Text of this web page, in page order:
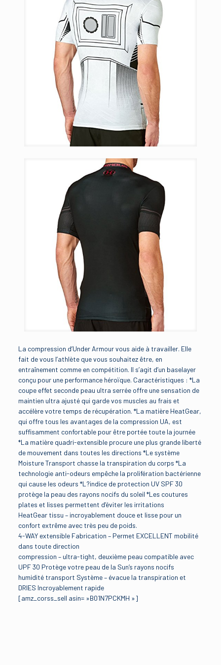
La compression d’Under Armour vous aide à travailler. Elle
fait de vous l’athlète que vous souhaitez être, en
entraînement comme en compétition. Il s’agit d’un baselayer
conçu pour une performance héroïque. Caractéristiques : *La
coupe effet seconde peau ultra serrée offre une sensation de
maintien ultra ajusté qui garde vos muscles au frais et
accélère votre temps de récupération. *La matière HeatGear,
qui offre tous les avantages de la compression UA, est
suffisamment confortable pour être portée toute la journée
*La matière quadri-extensible procure une plus grande liberté
de mouvement dans toutes les directions *Le système
Moisture Transport chasse la transpiration du corps *La
technologie anti-odeurs empêche la prolifération bactérienne
qui cause les odeurs *L?indice de protection UV SPF 30
protège la peau des rayons nocifs du soleil *Les coutures
plates et lisses permettent d’éviter les irritations
HeatGear tissu – incroyablement douce et lisse pour un
confort extrême avec très peu de poids.
4-WAY extensible Fabrication – Permet EXCELLENT mobilité
dans toute direction
compression – ultra-tight, deuxième peau compatible avec
UPF 30 Protège votre peau de la Sun’s rayons nocifs
humidité transport Système – évacue la transpiration et
DRIES Incroyablement rapide
[amz_corss_sell asin= »B01N7PCKMH »]